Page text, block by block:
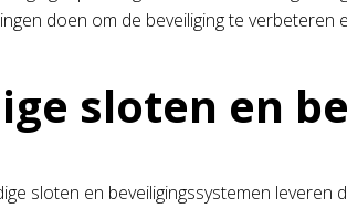
doen om de beveiliging te verbeteren
sloten en
sloten en beveiligingssystemen